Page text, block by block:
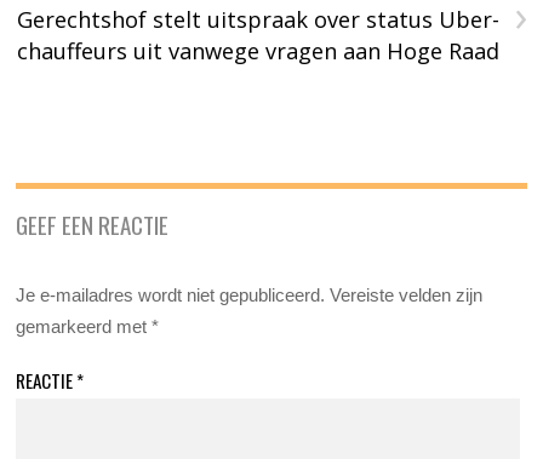
›
Gerechtshof stelt uitspraak over status Uber-
chauffeurs uit vanwege vragen aan Hoge Raad
GEEF EEN REACTIE
Je e-mailadres wordt niet gepubliceerd. Vereiste velden zijn
gemarkeerd met*
REACTIE*